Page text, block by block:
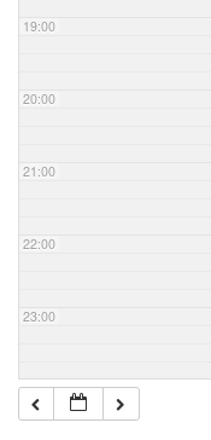
19:00
20:00
21:00
22:00
23:00